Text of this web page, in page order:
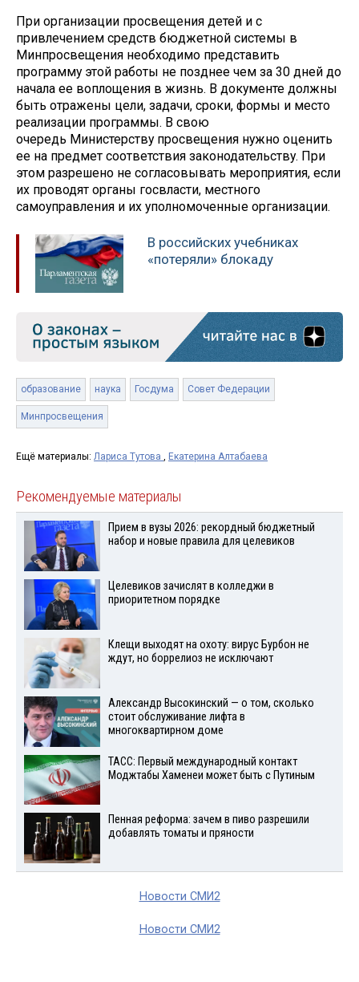
При организации просвещения детей и с
привлечением средств бюджетной системы в
Минпросвещения необходимо представить
программу этой работы не позднее чем за 30 дней до
начала ее воплощения в жизнь. В документе должны
быть отражены цели, задачи, сроки, формы и место
реализации программы. В свою
очередь Министерству просвещения нужно оценить
ее на предмет соответствия законодательству. При
этом разрешено не согласовывать мероприятия, если
их проводят органы госвласти, местного
самоуправления и их уполномоченные организации.
В российских учебниках
«потеряли» блокаду
образование наука Госдума Совет Федерации
Минпросвещения
Ещё материалы: Лариса Тутова , Екатерина Алтабаева
Рекомендуемые материалы
Прием в вузы 2026: рекордный бюджетный
набор и новые правила для целевиков
Целевиков зачислят в колледжи в
приоритетном порядке
Клещи выходят на охоту: вирус Бурбон не
ждут, но боррелиоз не исключают
Александр Высокинский — о том, сколько
стоит обслуживание лифта в
многоквартирном доме
ТАСС: Первый международный контакт
Моджтабы Хаменеи может быть с Путиным
Пенная реформа: зачем в пиво разрешили
добавлять томаты и пряности
Новости СМИ2
Новости СМИ2